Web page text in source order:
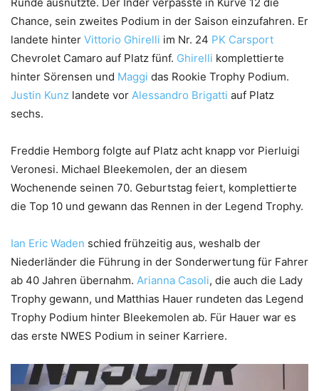
Chance, sein zweites Podium in der Saison einzufahren. Er
landete hinter Vittorio Ghirelli im Nr. 24 PK Carsport
Chevrolet Camaro auf Platz fünf. Ghirelli komplettierte
hinter Sörensen und Maggi das Rookie Trophy Podium.
Justin Kunz landete vor Alessandro Brigatti auf Platz
sechs.
Freddie Hemborg folgte auf Platz acht knapp vor Pierluigi
Veronesi. Michael Bleekemolen, der an diesem
Wochenende seinen 70. Geburtstag feiert, komplettierte
die Top 10 und gewann das Rennen in der Legend Trophy.
Ian Eric Waden schied frühzeitig aus, weshalb der
Niederländer die Führung in der Sonderwertung für Fahrer
ab 40 Jahren übernahm. Arianna Casoli, die auch die Lady
Trophy gewann, und Matthias Hauer rundeten das Legend
Trophy Podium hinter Bleekemolen ab. Für Hauer war es
das erste NWES Podium in seiner Karriere.